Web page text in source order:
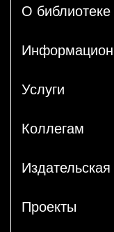
О библиотеке
Услуги
Коллегам
Проекты